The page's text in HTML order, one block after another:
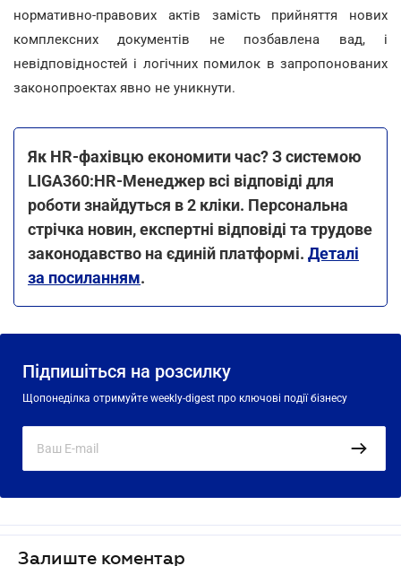
нормативно-правових актів замість прийняття нових
комплексних документів не позбавлена вад, і
невідповідностей і логічних помилок в запропонованих
законопроектах явно не уникнути.
Як HR-фахівцю економити час? З системою
LIGA360:HR-Менеджер всі відповіді для
роботи знайдуться в 2 кліки. Персональна
стрічка новин, експертні відповіді та трудове
законодавство на єдиній платформі. Деталі
за посиланням.
Підпишіться на розсилку
Щопонеділка отримуйте weekly-digest про ключові події бізнесу
Залиште коментар